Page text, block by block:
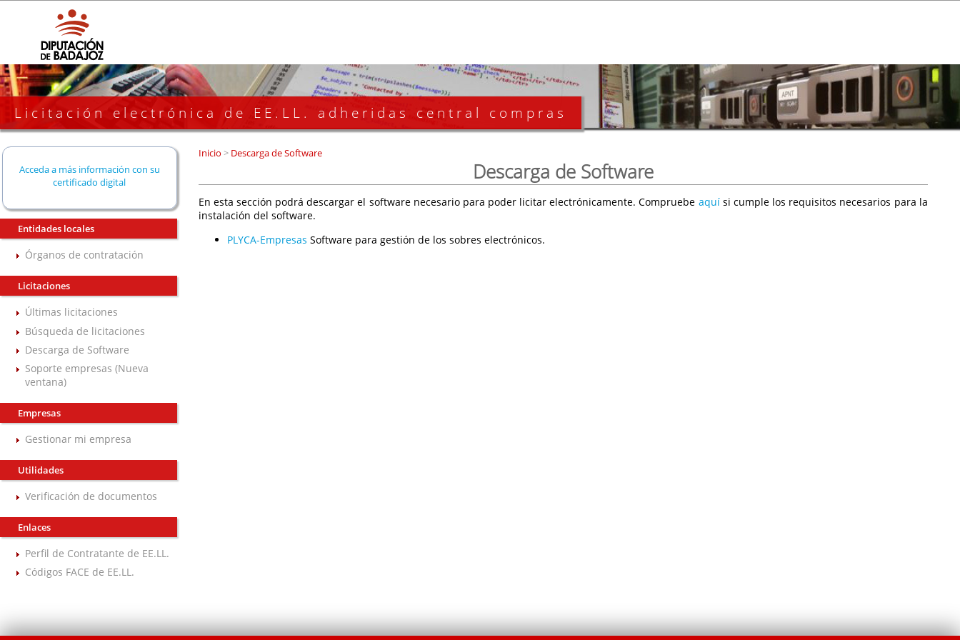
Licitación electrónica de EE.LL. adheridas central compras
Acceda a más información con su
certificado digital
Entidades locales
Órganos de contratación
Licitaciones
Últimas licitaciones
Búsqueda de licitaciones
Descarga de Software
Soporte empresas (Nueva
ventana)
Empresas
Gestionar mi empresa
Utilidades
Verificación de documentos
Enlaces
Perfil de Contratante de EE.LL.
Códigos FACE de EE.LL.
Inicio >Descarga de Software
Descarga de Software
En esta sección podrá descargar el software necesario para poder licitar electrónicamente. Compruebe aquísi cumple los requisitos necesarios para la
instalación del software.
PLYCA-Empresas Software para gestión de los sobres electrónicos.